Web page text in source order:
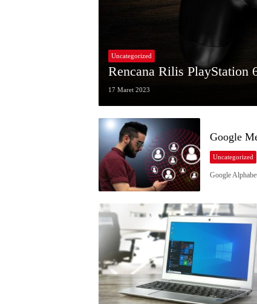
Uncategorized
Rencana Rilis PlayStation
17 Maret 2023
Google
Uncategorized
Google